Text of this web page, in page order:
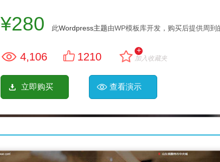
¥280 此Wordpress主题由WP模板库开发，购买后提供周到
4,106 1210
+
加入收藏夹
立即购买 查看演示